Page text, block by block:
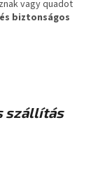
vagy quadot
biztonságos
szállítás